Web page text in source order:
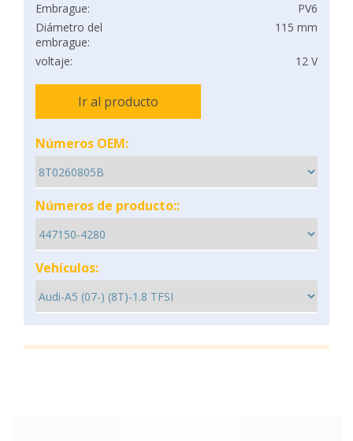
Embrague:
PV6
Diámetro del
embrague:
115 mm
voltaje: 12 V
Ir al producto
Números OEM:
Números de producto::
Vehículos: